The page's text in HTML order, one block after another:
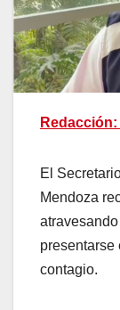
El
Mendoza
presentarse
contagio.